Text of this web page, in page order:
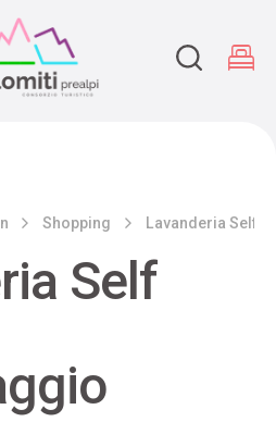
Shopping Lavanderia Self
Self